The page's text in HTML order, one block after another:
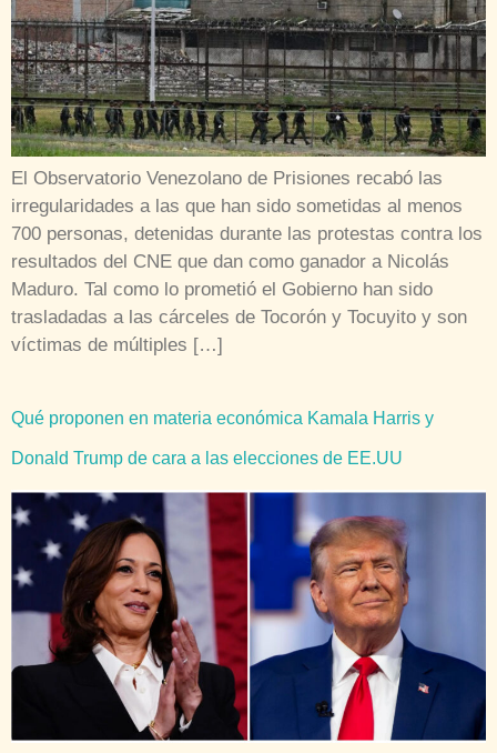
El Observatorio Venezolano de Prisiones recabó las
irregularidades a las que han sido sometidas al menos
700 personas, detenidas durante las protestas contra los
resultados del CNE que dan como ganador a Nicolás
Maduro. Tal como lo prometió el Gobierno han sido
trasladadas a las cárceles de Tocorón y Tocuyito y son
víctimas de múltiples […]
Qué proponen en materia económica Kamala Harris y
Donald Trump de cara a las elecciones de EE.UU